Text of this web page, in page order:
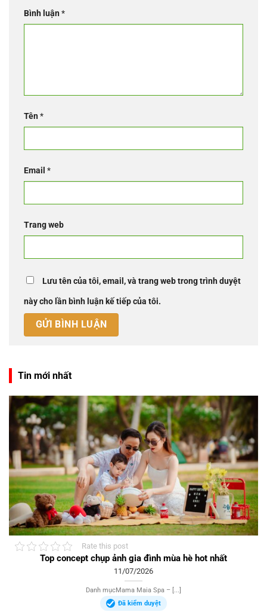
Bình luận*
Tên*
Email *
Trang web
Lưu tên của tôi, email, và trang web trong trình duyệt
này cho lần bình luận kế tiếp của tôi.
Tin mới nhất
Rate this post
Top concept chụp ảnh gia đình mùa hè hot nhất
11/07/2026
Danh mụcMama Maia Spa – [...]
Đã kiểm duyệt